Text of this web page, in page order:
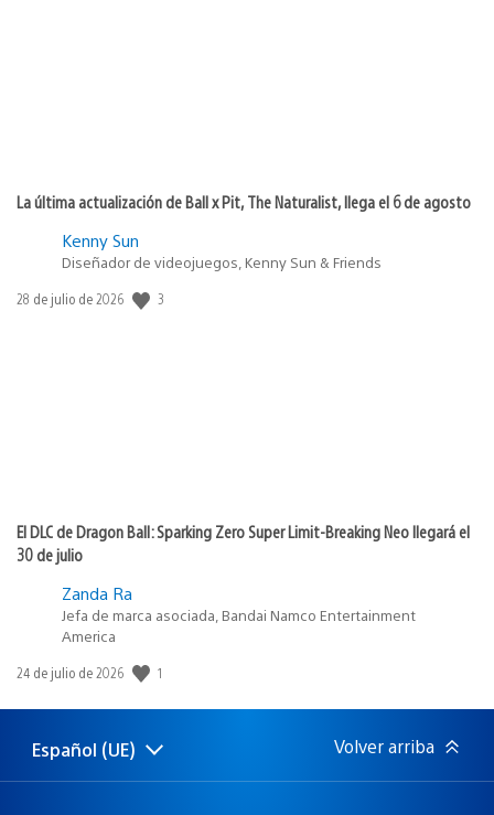
La última actualización de Ball x Pit, The Naturalist, llega el 6 de agosto
Kenny Sun
Diseñador de videojuegos, Kenny Sun & Friends
Fecha
28 de julio de 2026 3
El DLC de Dragon Ball: Sparking Zero Super Limit-Breaking Neo llegará el
30 de julio
Zanda Ra
Jefa de marca asociada, Bandai Namco Entertainment
America
Fecha
publicación:
24 de julio de 2026 1
Selecciona
una
Región
actual:
Español (UE) Volver arriba